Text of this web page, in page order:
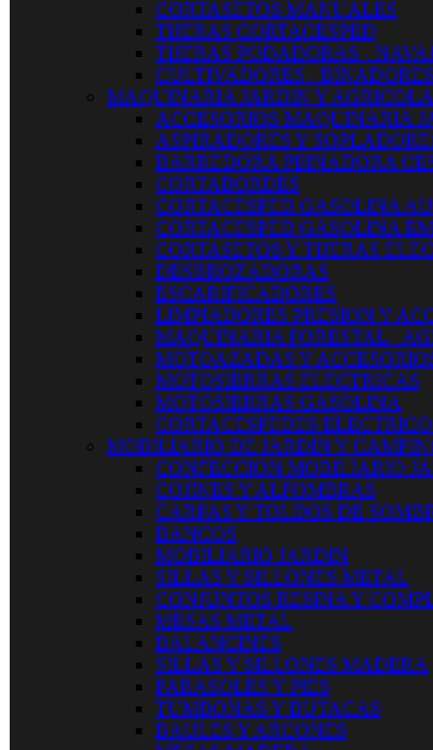
CORTASETOS MANUALES
TIJERAS CORTACESPED
TIJERAS PODADORAS -
CULTIVADORES -
MAQUINARIA JARDIN Y AGRICOLA
ACCESORIOS MAQUINARIA
ASPIRADORES Y
BARREDORA PEINADORA
CORTABORDES
CORTACESPED GASOLINA
CORTACESPED GASOLINA
CORTASETOS Y TIJERAS
DESBROZADORAS
ESCARIFICADORES
LIMPIADORES PRESION Y
MAQUINARIA FORESTAL -
MOTOAZADAS Y
MOTOSIERRAS ELECTRICAS
MOTOSIERRAS GASOLINA
CORTACESPEDES
MOBILIARIO DE JARDIN Y
CONFECCION MOBILIARIO
COJINES Y ALFOMBRAS
CARPAS Y TOLDOS DE
BANCOS
MOBILIARIO JARDIN
SILLAS Y SILLONES METAL
CONJUNTOS RESINA Y
MESAS METAL
BALANCINES
SILLAS Y SILLONES MADERA
PARASOLES Y PIES
TUMBONAS Y BUTACAS
BAULES Y ARCONES